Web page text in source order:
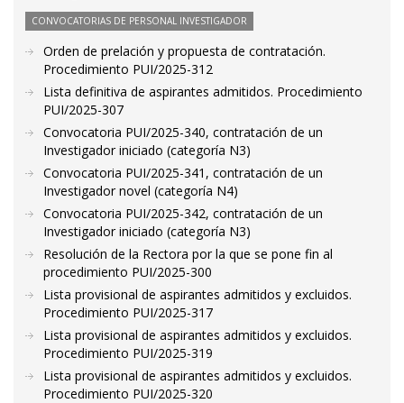
CONVOCATORIAS DE PERSONAL INVESTIGADOR
Orden de prelación y propuesta de contratación.
Procedimiento PUI/2025-312
Lista definitiva de aspirantes admitidos. Procedimiento
PUI/2025-307
Convocatoria PUI/2025-340, contratación de un
Investigador iniciado (categoría N3)
Convocatoria PUI/2025-341, contratación de un
Investigador novel (categoría N4)
Convocatoria PUI/2025-342, contratación de un
Investigador iniciado (categoría N3)
Resolución de la Rectora por la que se pone fin al
procedimiento PUI/2025-300
Lista provisional de aspirantes admitidos y excluidos.
Procedimiento PUI/2025-317
Lista provisional de aspirantes admitidos y excluidos.
Procedimiento PUI/2025-319
Lista provisional de aspirantes admitidos y excluidos.
Procedimiento PUI/2025-320